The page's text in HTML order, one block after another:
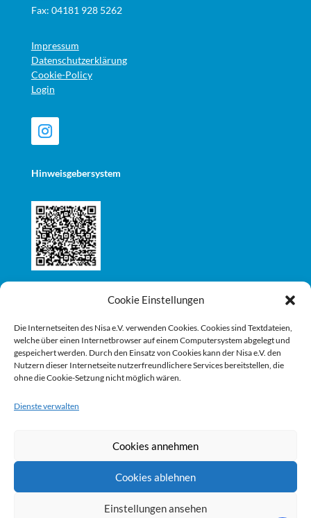
Cookie Einstellungen
Die Internetseiten des Nisa e.V. verwenden Cookies. Cookies sind Textdateien,
welche über einen Internetbrowser auf einem Computersystem abgelegt und
gespeichert werden. Durch den Einsatz von Cookies kann der Nisa e.V. den
Nutzern dieser Internetseite nutzerfreundlichere Services bereitstellen, die
ohne die Cookie-Setzung nicht möglich wären.
Dienste verwalten
Cookies annehmen
Cookies ablehnen
Einstellungen ansehen
Fax: 04181 928 5262
Impressum
Datenschutzerklärung
Cookie-Policy
Login
Hinweisgebersystem